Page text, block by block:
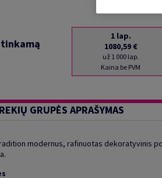
1 lap.
1080,59 €
už 1 000 lap.
Kaina be PVM
GRUPĖS APRAŠYMAS
modernus, rafinuotas dekoratyvinis